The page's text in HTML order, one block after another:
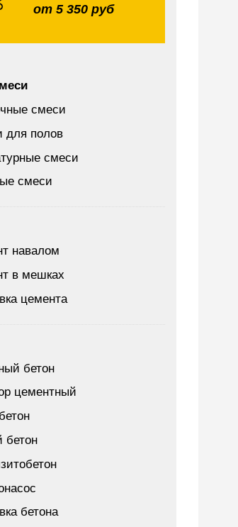
от 5 350 руб
смеси
для полов
смеси
смеси
навалом
в мешках
цемента
бетон
цементный
бетон
бетона